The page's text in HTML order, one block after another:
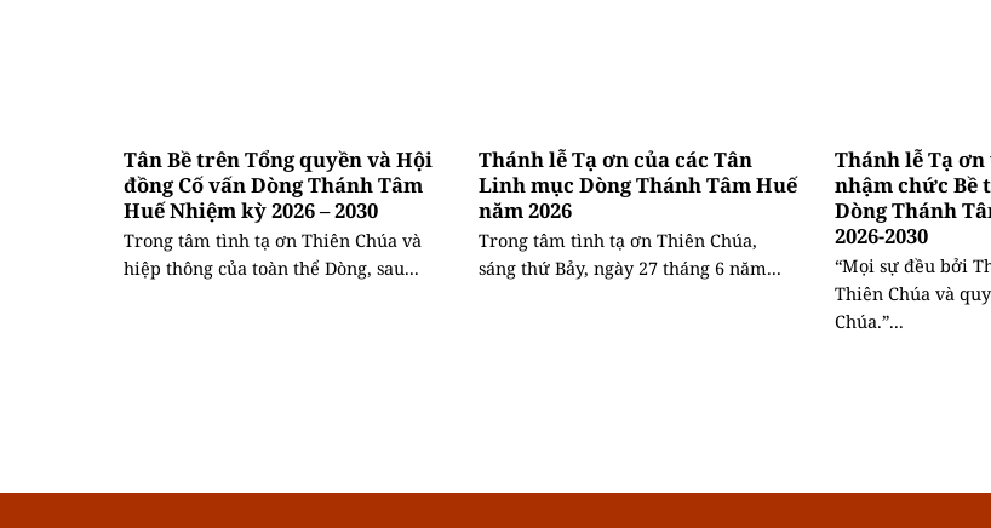
Tân Bề trên Tổng quyền và Hội
đồng Cố vấn Dòng Thánh Tâm
Huế Nhiệm kỳ 2026 – 2030
Trong tâm tình tạ ơn Thiên Chúa và
hiệp thông của toàn thể Dòng, sau...
Thánh lễ Tạ ơn của các Tân
Linh mục Dòng Thánh Tâm Huế
năm 2026
Trong tâm tình tạ ơn Thiên Chúa,
sáng thứ Bảy, ngày 27 tháng 6 năm...
Thánh lễ Tạ
nhậm chức Bề
Dòng Thánh
2026-2030
“Mọi sự đều bởi
Thiên Chúa và
Chúa.”...